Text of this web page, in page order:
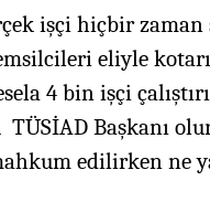
işçi hiçbir
eliyle
4 bin işçi
Başkanı
edilirken ne